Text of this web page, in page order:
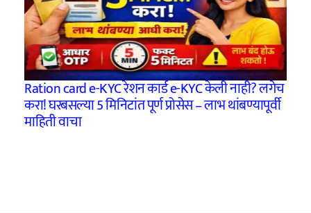
Ration card e-KYC रेशन कार्ड e-KYC केली नाही? लगेच
करा! घरबसल्या 5 मिनिटांत पूर्ण प्रोसेस – लाभ थांबण्यापूर्वी
माहिती वाचा